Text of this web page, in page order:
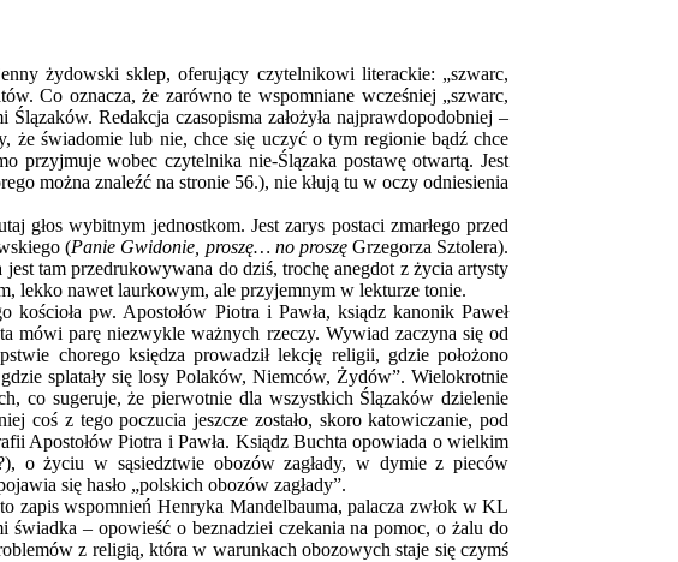
żydowski sklep, oferujący czytelnikowi literackie: „szwarc,
Co oznacza, że zarówno te wspomniane wcześniej „szwarc,
Redakcja czasopisma założyła najprawdopodobniej –
że świadomie lub nie, chce się uczyć o tym regionie bądź chce
przyjmuje wobec czytelnika nie-Ślązaka postawę otwartą. Jest
można znaleźć na stronie 56.), nie kłują tu w oczy odniesienia
głos wybitnym jednostkom. Jest zarys postaci zmarłego przed
(Panie Gwidonie, proszę… no proszęGrzegorza Sztolera).
tam przedrukowywana do dziś, trochę anegdot z życia artysty
lekko nawet laurkowym, ale przyjemnym w lekturze tonie.
pw. Apostołów Piotra i Pawła, ksiądz kanonik Paweł
mówi parę niezwykle ważnych rzeczy. Wywiad zaczyna się od
chorego księdza prowadził lekcję religii, gdzie położono
splatały się losy Polaków, Niemców, Żydów”. Wielokrotnie
co sugeruje, że pierwotnie dla wszystkich Ślązaków dzielenie
coś z tego poczucia jeszcze zostało, skoro katowiczanie, pod
Apostołów Piotra i Pawła. Ksiądz Buchta opowiada o wielkim
o życiu w sąsiedztwie obozów zagłady, w dymie z pieców
się hasło „polskich obozów zagłady”.
zapis wspomnień Henryka Mandelbauma, palacza zwłok w KL
– opowieść o beznadziei czekania na pomoc, o żalu do
z religią, która w warunkach obozowych staje się czymś